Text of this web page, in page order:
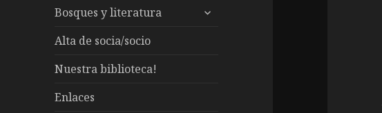
Bosques y literatura
expande
Alta de socia/socio
Nuestra biblioteca!
Enlaces